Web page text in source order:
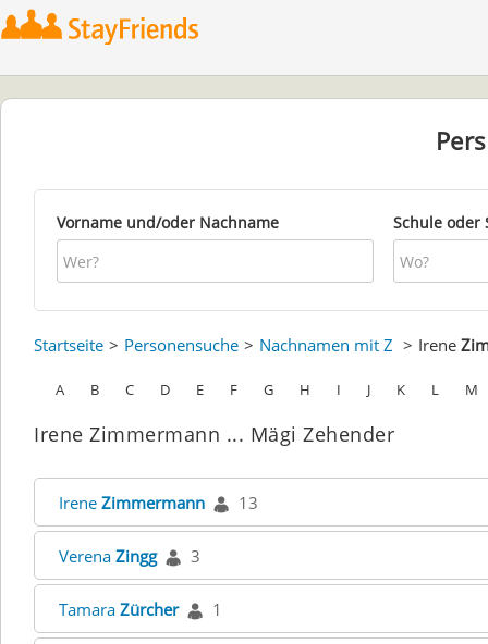
Vorname und/oder Nachname Schule oder
Startseite Personensuche Nachnamen mit Z Irene
A B C D E F G H I J K L M
Irene Zimmermann ... Mägi Zehender
Irene Zimmermann 13
Verena Zingg 3
Tamara Zürcher 1